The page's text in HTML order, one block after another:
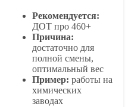
Рекомендуется:
ДОТ про 460+
Причина:
достаточно для
полной смены,
оптимальный вес
Пример: работы на
химических
заводах